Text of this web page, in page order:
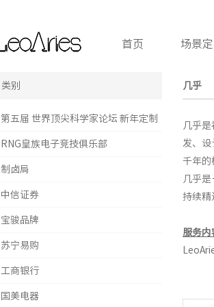
首页 场景
类别
第五届 世界顶尖科学家论坛 新年定制
RNG皇族电子竞技俱乐部
制卤局
中信证券
宝骏品牌
苏宁易购
工商银行
国美电器
几乎
几乎
发、
千年的
几乎
持续精
服务内